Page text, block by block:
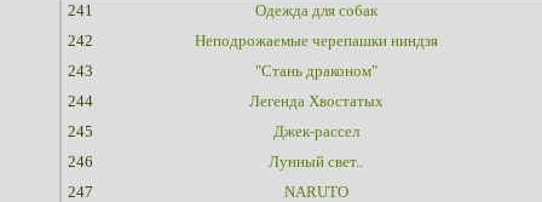
241
Одежда для собак
242
Неподрожаемые черепашки ниндзя
243
"Стань драконом"
244
Легенда Хвостатых
245
Джек-рассел
246
Лунный свет..
247
NARUTO